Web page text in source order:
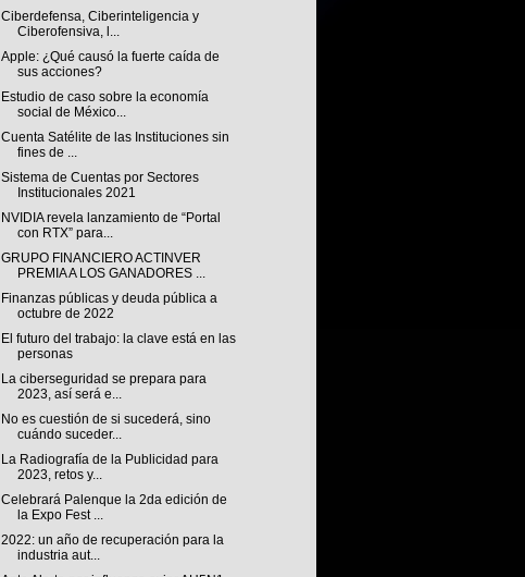
Ciberdefensa, Ciberinteligencia y
Ciberofensiva, l...
Apple: ¿Qué causó la fuerte caída de
sus acciones?
Estudio de caso sobre la economía
social de México...
Cuenta Satélite de las Instituciones sin
fines de ...
Sistema de Cuentas por Sectores
Institucionales 2021
NVIDIA revela lanzamiento de “Portal
con RTX” para...
GRUPO FINANCIERO ACTINVER
PREMIA A LOS GANADORES ...
Finanzas públicas y deuda pública a
octubre de 2022
El futuro del trabajo: la clave está en las
personas
La ciberseguridad se prepara para
2023, así será e...
No es cuestión de si sucederá, sino
cuándo suceder...
La Radiografía de la Publicidad para
2023, retos y...
Celebrará Palenque la 2da edición de
la Expo Fest ...
2022: un año de recuperación para la
industria aut...